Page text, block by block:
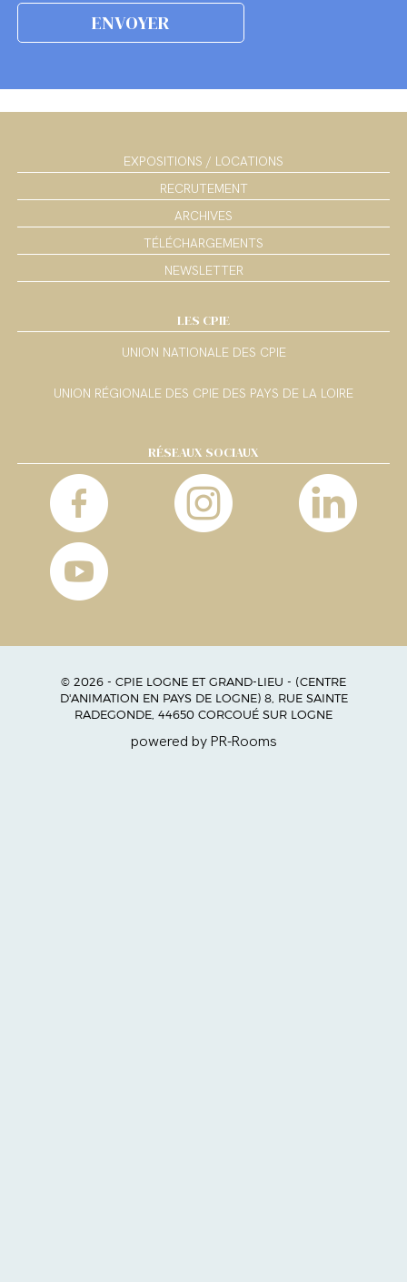
EXPOSITIONS / LOCATIONS
RECRUTEMENT
ARCHIVES
TÉLÉCHARGEMENTS
NEWSLETTER
LES CPIE
UNION NATIONALE DES CPIE
UNION RÉGIONALE DES CPIE DES PAYS DE LA LOIRE
RÉSEAUX SOCIAUX
© 2026 - CPIE LOGNE ET GRAND-LIEU - (CENTRE
D'ANIMATION EN PAYS DE LOGNE) 8, RUE SAINTE
RADEGONDE, 44650 CORCOUÉ SUR LOGNE
powered by PR-Rooms